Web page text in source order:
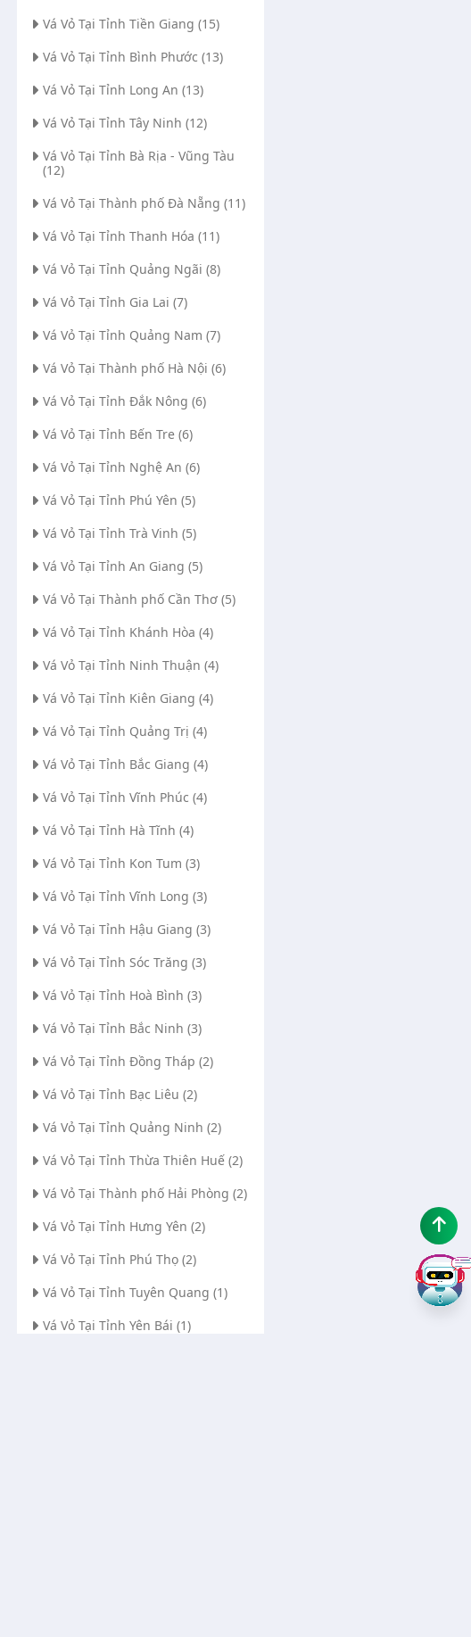
Vá Vỏ Tại Tỉnh Tiền Giang (15)
Vá Vỏ Tại Tỉnh Bình Phước (13)
Vá Vỏ Tại Tỉnh Long An (13)
Vá Vỏ Tại Tỉnh Tây Ninh (12)
Vá Vỏ Tại Tỉnh Bà Rịa - Vũng Tàu
(12)
Vá Vỏ Tại Thành phố Đà Nẵng (11)
Vá Vỏ Tại Tỉnh Thanh Hóa (11)
Vá Vỏ Tại Tỉnh Quảng Ngãi (8)
Vá Vỏ Tại Tỉnh Gia Lai (7)
Vá Vỏ Tại Tỉnh Quảng Nam (7)
Vá Vỏ Tại Thành phố Hà Nội (6)
Vá Vỏ Tại Tỉnh Đắk Nông (6)
Vá Vỏ Tại Tỉnh Bến Tre (6)
Vá Vỏ Tại Tỉnh Nghệ An (6)
Vá Vỏ Tại Tỉnh Phú Yên (5)
Vá Vỏ Tại Tỉnh Trà Vinh (5)
Vá Vỏ Tại Tỉnh An Giang (5)
Vá Vỏ Tại Thành phố Cần Thơ (5)
Vá Vỏ Tại Tỉnh Khánh Hòa (4)
Vá Vỏ Tại Tỉnh Ninh Thuận (4)
Vá Vỏ Tại Tỉnh Kiên Giang (4)
Vá Vỏ Tại Tỉnh Quảng Trị (4)
Vá Vỏ Tại Tỉnh Bắc Giang (4)
Vá Vỏ Tại Tỉnh Vĩnh Phúc (4)
Vá Vỏ Tại Tỉnh Hà Tĩnh (4)
Vá Vỏ Tại Tỉnh Kon Tum (3)
Vá Vỏ Tại Tỉnh Vĩnh Long (3)
Vá Vỏ Tại Tỉnh Hậu Giang (3)
Vá Vỏ Tại Tỉnh Sóc Trăng (3)
Vá Vỏ Tại Tỉnh Hoà Bình (3)
Vá Vỏ Tại Tỉnh Bắc Ninh (3)
Vá Vỏ Tại Tỉnh Đồng Tháp (2)
Vá Vỏ Tại Tỉnh Bạc Liêu (2)
Vá Vỏ Tại Tỉnh Quảng Ninh (2)
Vá Vỏ Tại Tỉnh Thừa Thiên Huế (2)
Vá Vỏ Tại Thành phố Hải Phòng (2)
Vá Vỏ Tại Tỉnh Hưng Yên (2)
Vá Vỏ Tại Tỉnh Phú Thọ (2)
Vá Vỏ Tại Tỉnh Tuyên Quang (1)
Vá Vỏ Tại Tỉnh Yên Bái (1)